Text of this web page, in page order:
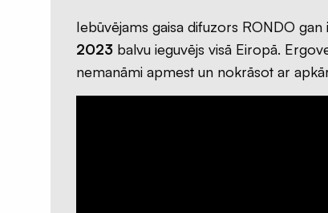
Iebūvējams gaisa difuzors RONDO
2023 balvu ieguvējs visā Eiropā.
nemanāmi apmest un nokrāsot ar